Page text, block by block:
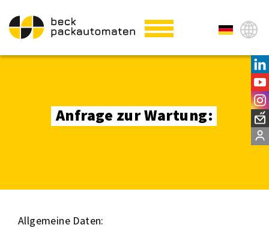
Anfrage zur Wartung:
Allgemeine Daten: